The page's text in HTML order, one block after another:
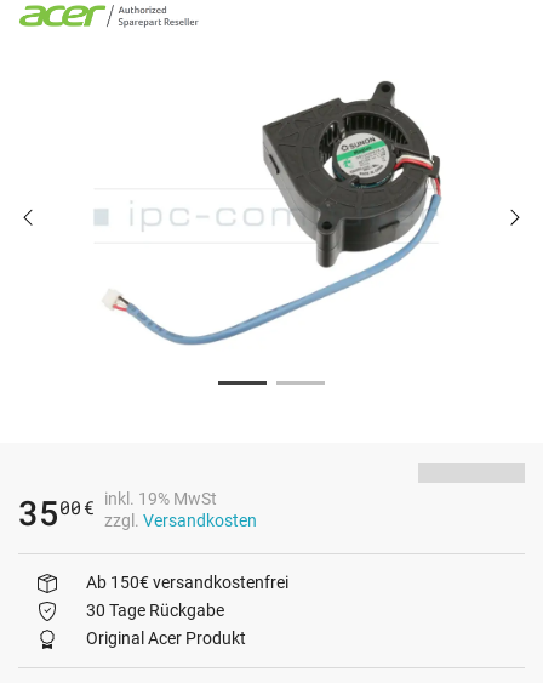
3500 €
inkl. 19% MwSt
zzgl. Versandkosten
Ab 150€ versandkostenfrei
30 Tage Rückgabe
Original Acer Produkt